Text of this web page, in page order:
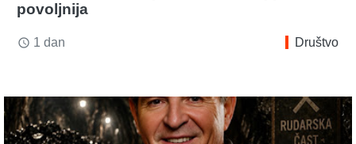
povoljnija
access_time 1 dan Društvo